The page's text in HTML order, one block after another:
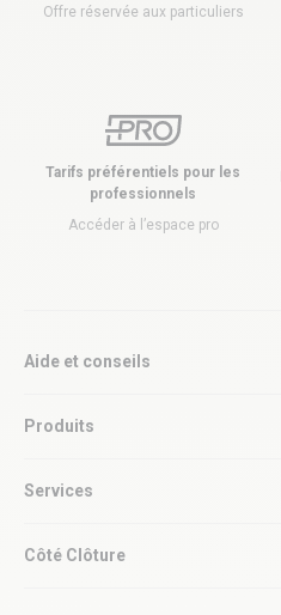
Offre réservée aux particuliers
Tarifs préférentiels pour les
professionnels
Accéder à l’espace pro
Aide et conseils
Produits
Services
Côté Clôture